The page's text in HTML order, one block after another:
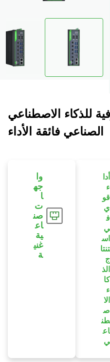
للذكاء الاصطناعي
الصناعي فائقة الأداء
أدا
ء
قو
ي
ف
ي
اس
تنتا
ج
الذ
كا
ء
الا
ص
طن
اع
ي
وا
جه
ا
ت
صن
اع
ية
غني
ة